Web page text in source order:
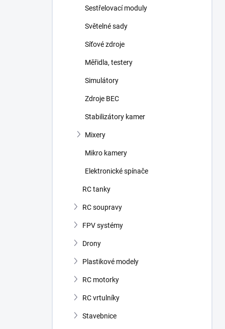
Sestřelovací moduly
Světelné sady
Síťové zdroje
Měřidla, testery
Simulátory
Zdroje BEC
Stabilizátory kamer
Mixery
Mikro kamery
Elektronické spínače
RC tanky
RC soupravy
FPV systémy
Drony
Plastikové modely
RC motorky
RC vrtulníky
Stavebnice